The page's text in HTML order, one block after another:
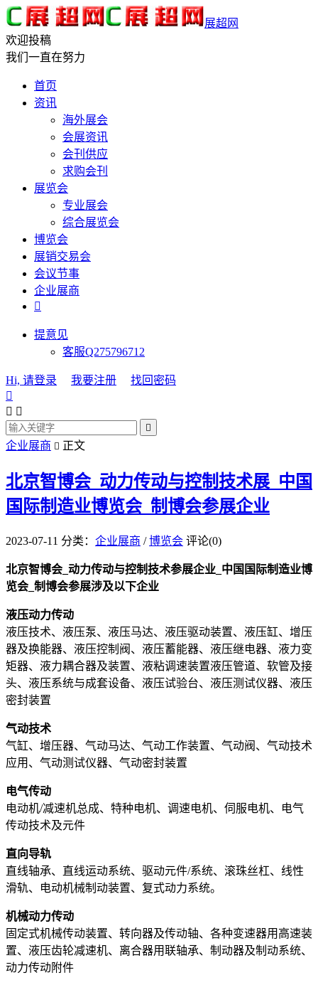
展超网
欢迎投稿
我们一直在努力
首页
资讯
海外展会
会展资讯
会刊供应
求购会刊
展览会
专业展会
综合展览会
博览会
展销交易会
会议节事
企业展商

提意见
客服Q275796712
Hi, 请登录 我要注册
找回密码

 

企业展商  正文
北京智博会_动力传动与控制技术展_中国
国际制造业博览会_制博会参展企业
2023-07-11 分类： 企业展商 /博览会 评论(0)
北京智博会_动力传动与控制技术参展企业_中国国际制造业博
览会_制博会参展涉及以下企业
液压动力传动
液压技术、液压泵、液压马达、液压驱动装置、液压缸、增压
器及换能器、液压控制阀、液压蓄能器、液压继电器、液力变
矩器、液力耦合器及装置、液粘调速装置液压管道、软管及接
头、液压系统与成套设备、液压试验台、液压测试仪器、液压
密封装置
气动技术
气缸、增压器、气动马达、气动工作装置、气动阀、气动技术
应用、气动测试仪器、气动密封装置
电气传动
电动机/减速机总成、特种电机、调速电机、伺服电机、电气
传动技术及元件
直向导轨
直线轴承、直线运动系统、驱动元件/系统、滚珠丝杠、线性
滑轨、电动机械制动装置、复式动力系统。
机械动力传动
固定式机械传动装置、转向器及传动轴、各种变速器用高速装
置、液压齿轮减速机、离合器用联轴承、制动器及制动系统、
动力传动附件